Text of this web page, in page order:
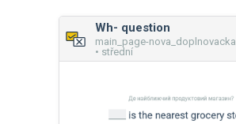
Wh- question
main_page-nova_doplnovacka
• střední